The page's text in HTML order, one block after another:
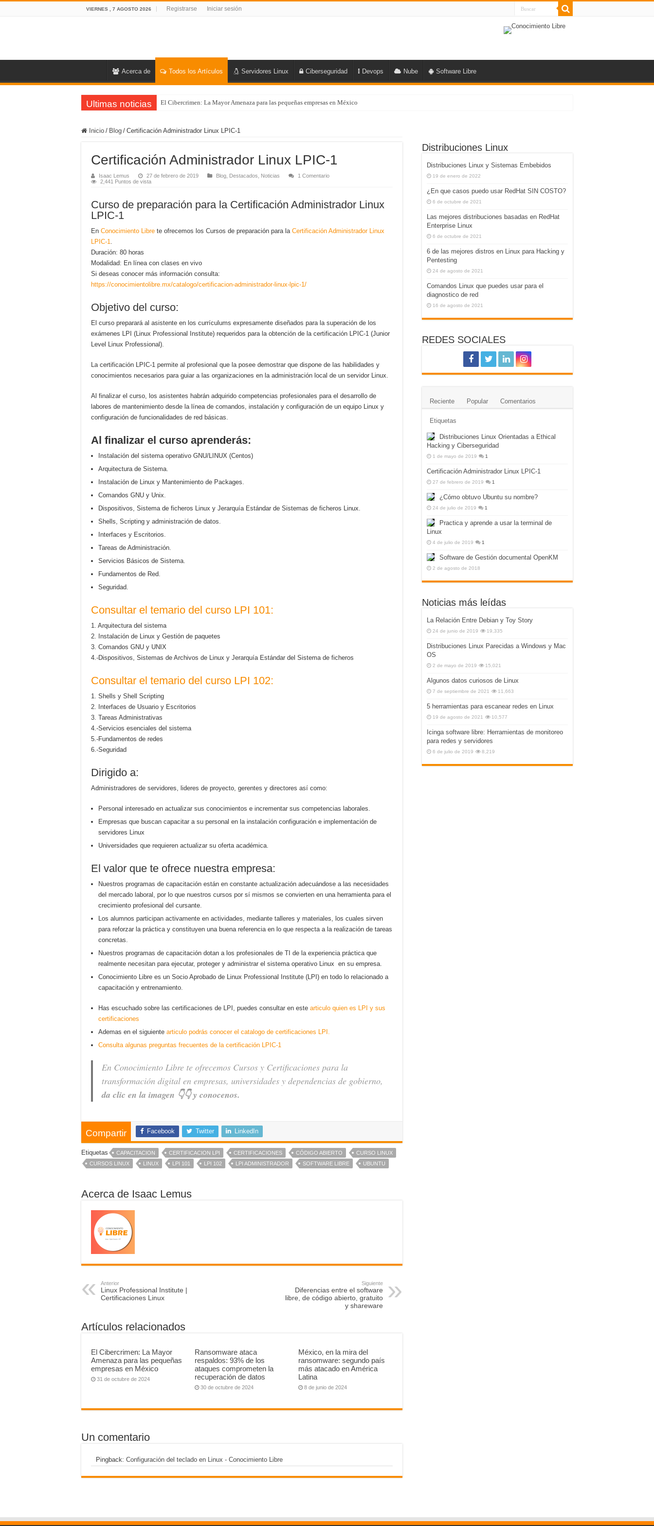
VIERNES , 7 AGOSTO 2026 Registrarse Iniciar sesión
Acerca de Todos los Artículos Servidores Linux Ciberseguridad Devops Nube Software Libre
Ultimas noticias El Cibercrimen: La Mayor Amenaza para las pequeñas empresas en México
Inicio / Blog / Certificación Administrador Linux LPIC-1
Certificación Administrador Linux LPIC-1
Isaac Lemus 27 de febrero de 2019 Blog Destacados Noticias
1 Comentario
2,441 Puntos de vista
Curso de preparación para la Certificación Administrador Linux
LPIC-1
En Conocimiento Libre te ofrecemos los Cursos de preparación para la Certificación Administrador Linux
LPIC-1
Duración: 80 horas
Modalidad: En línea con clases en vivo
Si deseas conocer más información consulta:
https://conocimientolibre.mx/catalogo/certificacion-administrador-linux-lpic-1/
Objetivo del curso:
El curso preparará al asistente en los currículums expresamente diseñados para la superación de los
exámenes LPI (Linux Professional Institute) requeridos para la obtención de la certificación LPIC-1 (Junior
Level Linux Professional).
La certificación LPIC-1 permite al profesional que la posee demostrar que dispone de las habilidades y
conocimientos necesarios para guiar a las organizaciones en la administración local de un servidor Linux.
Al finalizar el curso, los asistentes habrán adquirido competencias profesionales para el desarrollo de
labores de mantenimiento desde la línea de comandos, instalación y configuración de un equipo Linux y
configuración de funcionalidades de red básicas.
Al finalizar el curso aprenderás:
Instalación del sistema operativo GNU/LINUX (Centos)
Arquitectura de Sistema.
Instalación de Linux y Mantenimiento de Packages.
Comandos GNU y Unix.
Dispositivos, Sistema de ficheros Linux y Jerarquía Estándar de Sistemas de ficheros Linux.
Shells, Scripting y administración de datos.
Interfaces y Escritorios.
Tareas de Administración.
Servicios Básicos de Sistema.
Fundamentos de Red.
Seguridad.
Consultar el temario del curso LPI 101:
1. Arquitectura del sistema
2. Instalación de Linux y Gestión de paquetes
3. Comandos GNU y UNIX
4.-Dispositivos, Sistemas de Archivos de Linux y Jerarquía Estándar del Sistema de ficheros
Consultar el temario del curso LPI 102:
1. Shells y Shell Scripting
2. Interfaces de Usuario y Escritorios
3. Tareas Administrativas
4.-Servicios esenciales del sistema
5.-Fundamentos de redes
6.-Seguridad
Dirigido a:
Administradores de servidores, lideres de proyecto, gerentes y directores así como:
Personal interesado en actualizar sus conocimientos e incrementar sus competencias laborales.
Empresas que buscan capacitar a su personal en la instalación configuración e implementación de
servidores Linux
Universidades que requieren actualizar su oferta académica.
El valor que te ofrece nuestra empresa:
Nuestros programas de capacitación están en constante actualización adecuándose a las necesidades
del mercado laboral, por lo que nuestros cursos por sí mismos se convierten en una herramienta para el
crecimiento profesional del cursante.
Los alumnos participan activamente en actividades, mediante talleres y materiales, los cuales sirven
para reforzar la práctica y constituyen una buena referencia en lo que respecta a la realización de tareas
concretas.
Nuestros programas de capacitación dotan a los profesionales de TI de la experiencia práctica que
realmente necesitan para ejecutar, proteger y administrar el sistema operativo Linux en su empresa.
Conocimiento Libre es un Socio Aprobado de Linux Professional Institute (LPI) en todo lo relacionado a
capacitación y entrenamiento.
Has escuchado sobre las certificaciones de LPI, puedes consultar en este articulo quien es LPI y sus
certificaciones
Ademas en el siguiente articulo podrás conocer el catalogo de certificaciones LPI.
Consulta algunas preguntas frecuentes de la certificación LPIC-1
En Conocimiento Libre te ofrecemos Cursos y Certificaciones para la
transformación digital en empresas, universidades y dependencias de gobierno,
da clic en la imagen 👇👇 y conocenos.
Compartir Facebook Twitter LinkedIn
Etiquetas CAPACITACION CERTIFICACION LPI CERTIFICACIONES CÓDIGO ABIERTO
CURSO LINUX
CURSOS LINUX
LINUX LPI 101 LPI 102 LPI ADMINISTRADOR SOFTWARE LIBRE UBUNTU
Acerca de Isaac Lemus
Anterior
Linux Professional Institute |
Certificaciones Linux
Siguiente
Diferencias entre el software
libre, de código abierto, gratuito
y shareware
Artículos relacionados
El Cibercrimen: La Mayor
Amenaza para las pequeñas
empresas en México
31 de octubre de 2024
Ransomware ataca
respaldos: 93% de los
ataques comprometen la
recuperación de datos
30 de octubre de 2024
México, en la mira del
ransomware: segundo país
más atacado en América
Latina
8 de junio de 2024
Un comentario
Pingback: Configuración del teclado en Linux - Conocimiento Libre
Distribuciones Linux
Distribuciones Linux y Sistemas Embebidos
19 de enero de 2022
¿En que casos puedo usar RedHat SIN COSTO?
6 de octubre de 2021
Las mejores distribuciones basadas en RedHat
Enterprise Linux
6 de octubre de 2021
6 de las mejores distros en Linux para Hacking y
Pentesting
24 de agosto de 2021
Comandos Linux que puedes usar para el
diagnostico de red
16 de agosto de 2021
REDES SOCIALES
Reciente Popular Comentarios
Etiquetas
Distribuciones Linux Orientadas a Ethical
Hacking y Ciberseguridad
1 de mayo de 2019 1
Certificación Administrador Linux LPIC-1
27 de febrero de 2019 1
¿Cómo obtuvo Ubuntu su nombre?
24 de julio de 2019 1
Practica y aprende a usar la terminal de
Linux
4 de julio de 2019 1
Software de Gestión documental OpenKM
2 de agosto de 2018
Noticias más leídas
La Relación Entre Debian y Toy Story
24 de junio de 2019 19,335
Distribuciones Linux Parecidas a Windows y Mac
OS
2 de mayo de 2019 15,021
Algunos datos curiosos de Linux
7 de septiembre de 2021 11,663
5 herramientas para escanear redes en Linux
19 de agosto de 2021 10,577
Icinga software libre: Herramientas de monitoreo
para redes y servidores
6 de julio de 2019 8,219